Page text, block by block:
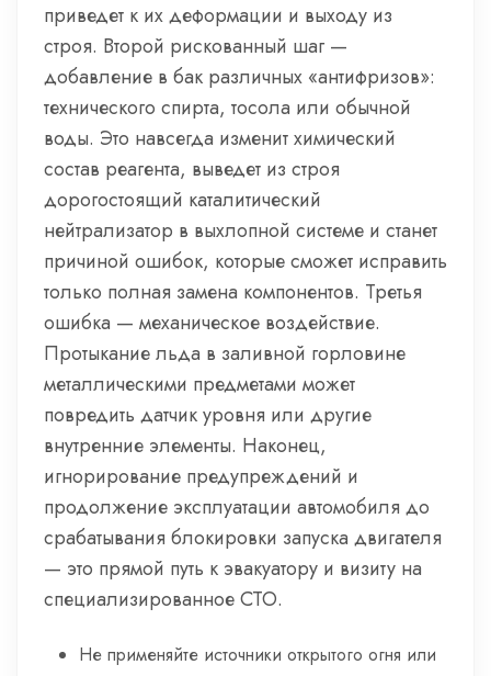
приведет к их деформации и выходу из
строя. Второй рискованный шаг —
добавление в бак различных «антифризов»:
технического спирта, тосола или обычной
воды. Это навсегда изменит химический
состав реагента, выведет из строя
дорогостоящий каталитический
нейтрализатор в выхлопной системе и станет
причиной ошибок, которые сможет исправить
только полная замена компонентов. Третья
ошибка — механическое воздействие.
Протыкание льда в заливной горловине
металлическими предметами может
повредить датчик уровня или другие
внутренние элементы. Наконец,
игнорирование предупреждений и
продолжение эксплуатации автомобиля до
срабатывания блокировки запуска двигателя
— это прямой путь к эвакуатору и визиту на
специализированное СТО.
Не применяйте источники открытого огня или